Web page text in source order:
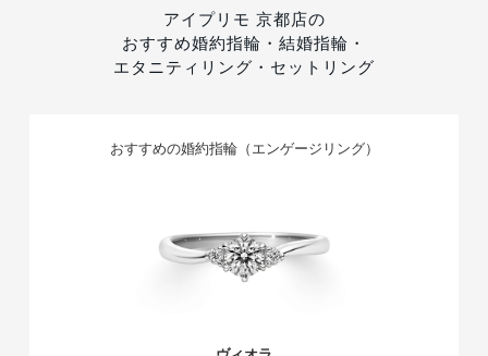
アイプリモ 京都店の
おすすめ婚約指輪・結婚指輪・
エタニティリング・セットリング
おすすめの婚約指輪（エンゲージリング）